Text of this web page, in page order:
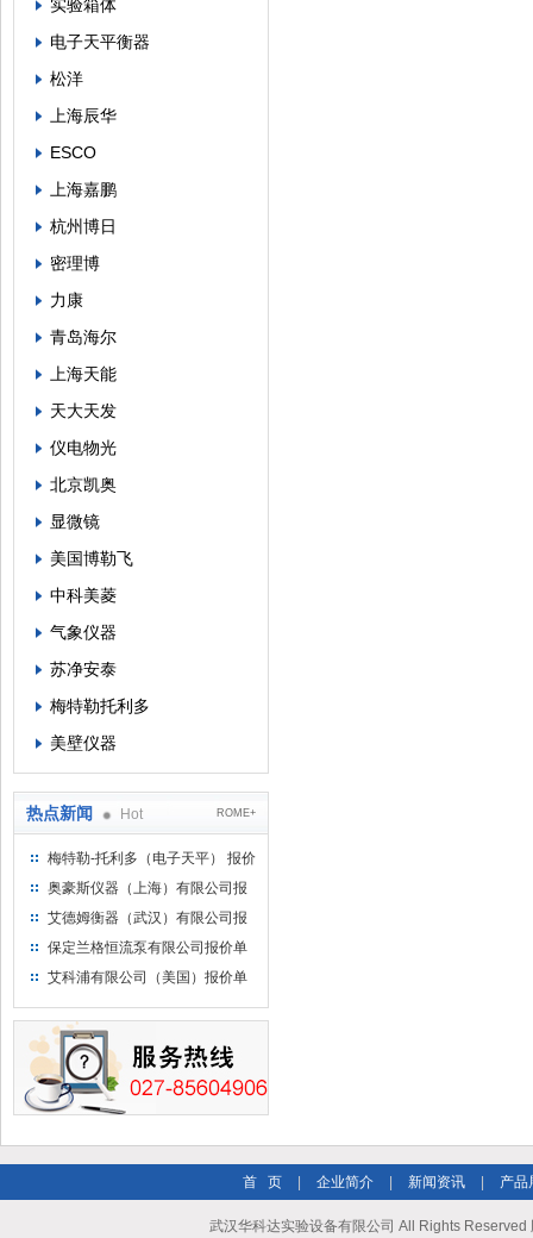
实验箱体
电子天平衡器
松洋
上海辰华
ESCO
上海嘉鹏
杭州博日
密理博
力康
青岛海尔
上海天能
天大天发
仪电物光
北京凯奥
显微镜
美国博勒飞
中科美菱
气象仪器
苏净安泰
梅特勒托利多
美壁仪器
热点新闻 Hot ROME+
梅特勒-托利多（电子天平） 报价
单
奥豪斯仪器（上海）有限公司报
价单
艾德姆衡器（武汉）有限公司报
价单
保定兰格恒流泵有限公司报价单
艾科浦有限公司（美国）报价单
首 页 企业简介 新闻资讯 产品
武汉华科达实验设备有限公司 All Rights Reserved